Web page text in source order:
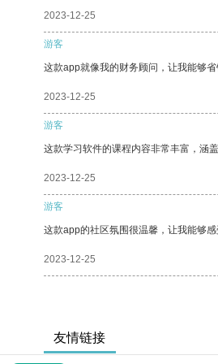
2023-12-25
游客
这款app就像我的财务顾问，让我能够省
2023-12-25
游客
这款学习软件的课程内容非常丰富，涵
2023-12-25
游客
这款app的社区氛围很温馨，让我能够感
2023-12-25
友情链接